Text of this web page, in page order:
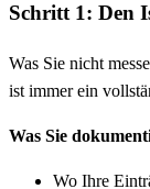
Schritt 1: Den
Was Sie nicht
ist immer ein
Was Sie
Wo Ihre